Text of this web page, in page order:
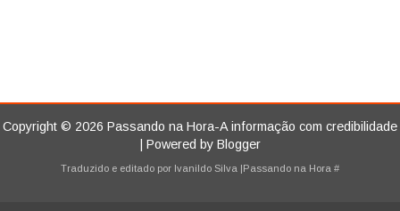
Copyright © 2026 Passando na Hora-A informação com credibilidade
| Powered by Blogger
Traduzido e editado por Ivanildo Silva |Passando na Hora #